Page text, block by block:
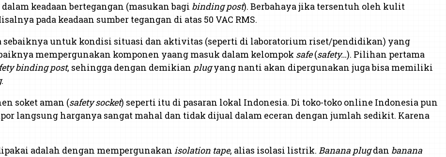
keadaan bertegangan (masukan bagi binding post). Berbahaya jika tersentuh oleh kulit
pada keadaan sumber tegangan di atas 50 VAC RMS.
untuk kondisi situasi dan aktivitas (seperti di laboratorium riset/pendidikan) yang
mempergunakan komponen yaang masuk dalam kelompok safe(safety…). Pilihan pertama
binding post, sehingga dengan demikian plugyang nanti akan dipergunakan juga bisa memiliki
.
soket aman (safety socket) seperti itu di pasaran lokal Indonesia. Di toko-toko online Indonesia pun
langsung harganya sangat mahal dan tidak dijual dalam eceran dengan jumlah sedikit. Karena
adalah dengan mempergunakan isolation tape, alias isolasi listrik. Banana plugdan banana